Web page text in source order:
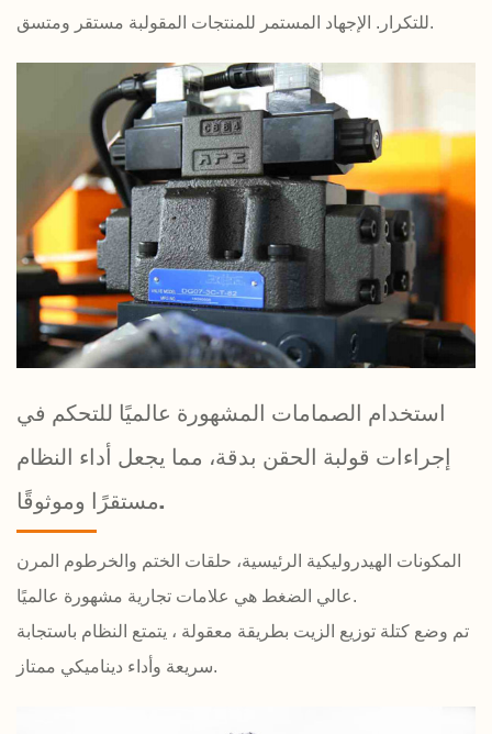
للتكرار. الإجهاد المستمر للمنتجات المقولبة مستقر ومتسق.
استخدام الصمامات المشهورة عالميًا للتحكم في
إجراءات قولبة الحقن بدقة، مما يجعل أداء النظام
مستقرًا وموثوقًا.
المكونات الهيدروليكية الرئيسية، حلقات الختم والخرطوم المرن
عالي الضغط هي علامات تجارية مشهورة عالميًا.
تم وضع كتلة توزيع الزيت بطريقة معقولة ، يتمتع النظام باستجابة
سريعة وأداء ديناميكي ممتاز.